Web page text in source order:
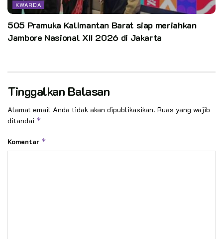
KWARDA
505 Pramuka Kalimantan Barat siap meriahkan
Jambore Nasional XII 2026 di Jakarta
Tinggalkan Balasan
Alamat email Anda tidak akan dipublikasikan. Ruas yang wajib
ditandai *
Komentar *